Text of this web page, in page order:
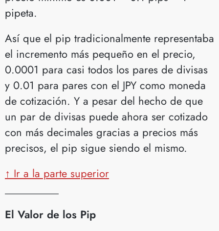
pipeta.
Así que el pip tradicionalmente representaba
el incremento más pequeño en el precio,
0.0001 para casi todos los pares de divisas
y 0.01 para pares con el JPY como moneda
de cotización. Y a pesar del hecho de que
un par de divisas puede ahora ser cotizado
con más decimales gracias a precios más
precisos, el pip sigue siendo el mismo.
↑ Ir a la parte superior
El Valor de los Pip